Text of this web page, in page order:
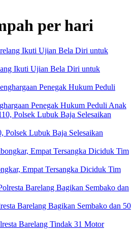
per hari
Ikuti Ujian Bela Diri untuk
Penegak Hukum Peduli Anak
Polsek Lubuk Baja Selesaikan
Empat Tersangka Diciduk Tim
Barelang Bagikan Sembako dan 50